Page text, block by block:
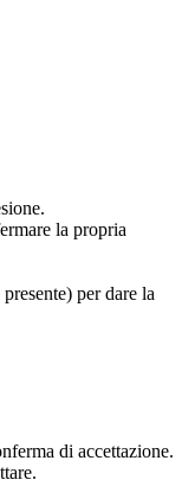
la propria
per dare la
di accettazione.